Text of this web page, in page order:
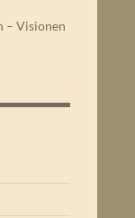
– Visionen